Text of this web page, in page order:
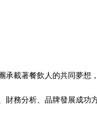
著餐飲人的共同夢想
務分析、品牌發展成功